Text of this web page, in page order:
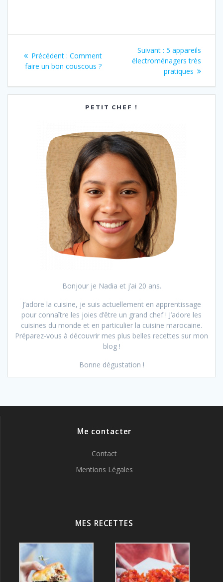
de
l’article
Précédent : Article
précédent
Comment
faire un bon couscous ?
Suivant : Article
suivant
:
5 appareils
électroménagers très
pratiques
PETIT CHEF !
Bonjour je Nadia et j’ai 20 ans.
J’adore la cuisine, je suis actuellement en apprentissage
pour connaître les joies d’être un grand chef ! J’adore les
cuisines du monde et en particulier la cuisine marocaine.
Préparez-vous à découvrir mes plus belles recettes sur mon
blog !
Bonne dégustation !
Me contacter
Contact
Mentions Légales
MES RECETTES